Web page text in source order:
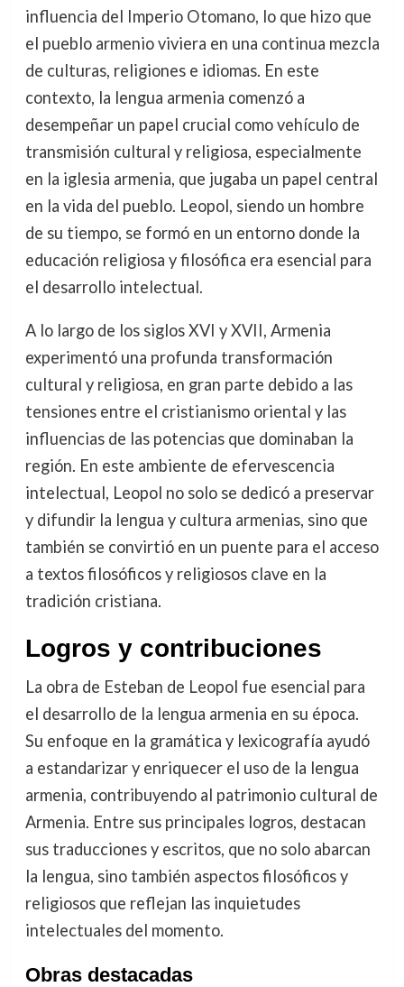
influencia del Imperio Otomano, lo que hizo que
el pueblo armenio viviera en una continua mezcla
de culturas, religiones e idiomas. En este
contexto, la lengua armenia comenzó a
desempeñar un papel crucial como vehículo de
transmisión cultural y religiosa, especialmente
en la iglesia armenia, que jugaba un papel central
en la vida del pueblo. Leopol, siendo un hombre
de su tiempo, se formó en un entorno donde la
educación religiosa y filosófica era esencial para
el desarrollo intelectual.
A lo largo de los siglos XVI y XVII, Armenia
experimentó una profunda transformación
cultural y religiosa, en gran parte debido a las
tensiones entre el cristianismo oriental y las
influencias de las potencias que dominaban la
región. En este ambiente de efervescencia
intelectual, Leopol no solo se dedicó a preservar
y difundir la lengua y cultura armenias, sino que
también se convirtió en un puente para el acceso
a textos filosóficos y religiosos clave en la
tradición cristiana.
Logros y contribuciones
La obra de Esteban de Leopol fue esencial para
el desarrollo de la lengua armenia en su época.
Su enfoque en la gramática y lexicografía ayudó
a estandarizar y enriquecer el uso de la lengua
armenia, contribuyendo al patrimonio cultural de
Armenia. Entre sus principales logros, destacan
sus traducciones y escritos, que no solo abarcan
la lengua, sino también aspectos filosóficos y
religiosos que reflejan las inquietudes
intelectuales del momento.
Obras destacadas